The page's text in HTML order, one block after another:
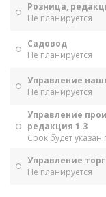
Розница,
Не планируется
Садовод
Не планируется
Управление
Не планируется
Управление
редакция 1.3
Срок будет указан
Управление
Не планируется